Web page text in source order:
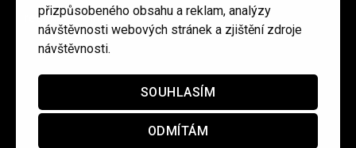
přizpůsobeného obsahu a reklam, analýzy
návštěvnosti webových stránek a zjištění zdroje
návštěvnosti.
SOUHLASÍM
ODMÍTÁM
redakce@cinepur.cz